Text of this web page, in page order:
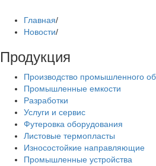
Главная/
Новости/
Продукция
Производство промышленного
Промышленные емкости
Разработки
Услуги и сервис
Футеровка оборудования
Листовые термопласты
Износостойкие направляющие
Промышленные устройства